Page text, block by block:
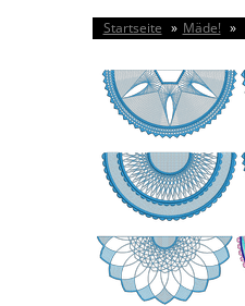
Startseite » Mäde! »